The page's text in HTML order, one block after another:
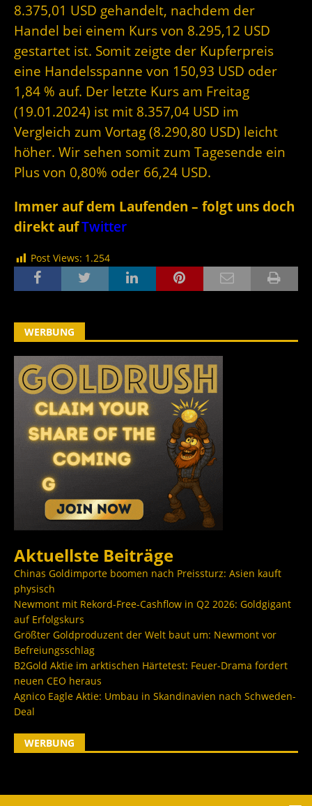
8.375,01 USD gehandelt, nachdem der
Handel bei einem Kurs von 8.295,12 USD
gestartet ist. Somit zeigte der Kupferpreis
eine Handelsspanne von 150,93 USD oder
1,84 % auf. Der letzte Kurs am Freitag
(19.01.2024) ist mit 8.357,04 USD im
Vergleich zum Vortag (8.290,80 USD) leicht
höher. Wir sehen somit zum Tagesende ein
Plus von 0,80% oder 66,24 USD.
Immer auf dem Laufenden – folgt uns doch
direkt aufTwitter
Post Views: 1.254
WERBUNG
Aktuellste Beiträge
Chinas Goldimporte boomen nach Preissturz: Asien kauft
physisch
Newmont mit Rekord-Free-Cashflow in Q2 2026: Goldgigant
auf Erfolgskurs
Größter Goldproduzent der Welt baut um: Newmont vor
Befreiungsschlag
B2Gold Aktie im arktischen Härtetest: Feuer-Drama fordert
neuen CEO heraus
Agnico Eagle Aktie: Umbau in Skandinavien nach Schweden-
Deal
WERBUNG